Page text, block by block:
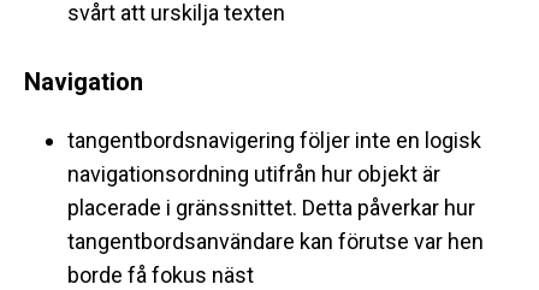
svårt att urskilja texten
Navigation
tangentbordsnavigering följer inte en logisk
navigationsordning utifrån hur objekt är
placerade i gränssnittet. Detta påverkar hur
tangentbordsanvändare kan förutse var hen
borde få fokus näst